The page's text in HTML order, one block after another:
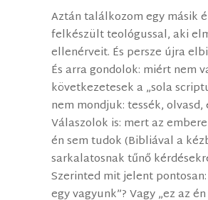
Aztán találkozom egy másik
felkészült teológussal, aki
ellenérveit. És persze újra
És arra gondolok: miért nem
következetesek a „sola
nem mondjuk: tessék, olvasd,
Válaszolok is: mert az
én sem tudok (Bibliával a
sarkalatosnak tűnő
Szerinted mit jelent pontosan:
egy vagyunk”? Vagy „ez az